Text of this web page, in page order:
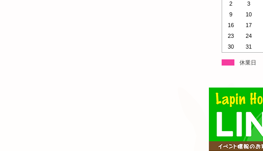
2
3
9
10
16
17
23
24
30
31
休業日